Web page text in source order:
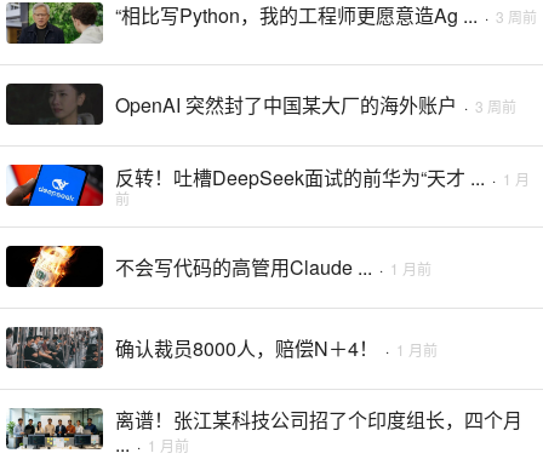
“相比写Python，我的工程师更愿意造Ag ... · 3 周前
OpenAI 突然封了中国某大厂的海外账户 · 3 周前
反转！吐槽DeepSeek面试的前华为“天才 ... · 1 月
前
不会写代码的高管用Claude ... · 1 月前
确认裁员8000人，赔偿N＋4！ · 1 月前
离谱！张江某科技公司招了个印度组长，四个月
... · 1 月前